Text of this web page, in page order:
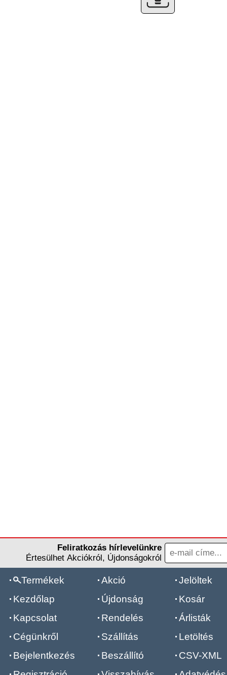
Feliratkozás hírlevelünkre
Értesülhet Akciókról, Újdonságokról
Termékek
Kezdőlap
Kapcsolat
Cégünkről
Bejelentkezés
Akció
Újdonság
Rendelés
Szállítás
Beszállító
Jelöltek
Kosár
Árlisták
Letöltés
CSV-XML